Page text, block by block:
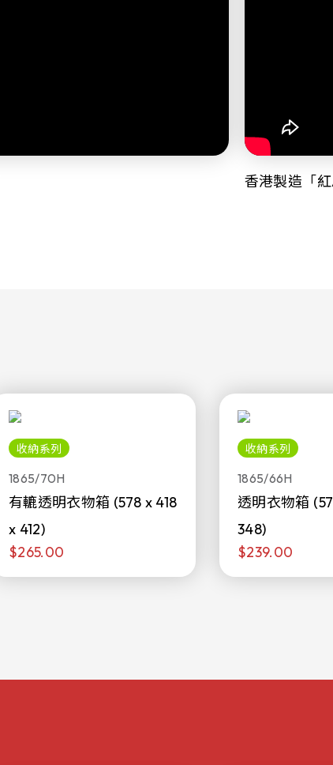
香港製造「
收納系列
1865/70H
有轆透明衣物箱 (578 x 418
x 412)
$265.00
收納系列
1865/66H
透明衣物箱
348)
$239.00